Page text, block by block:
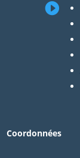

Coordonnées